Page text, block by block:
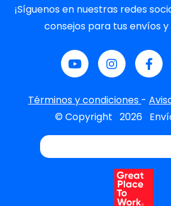
¡Síguenos en nuestras redes
consejos para tus envíos
Términos y condiciones -
© Copyright 2026